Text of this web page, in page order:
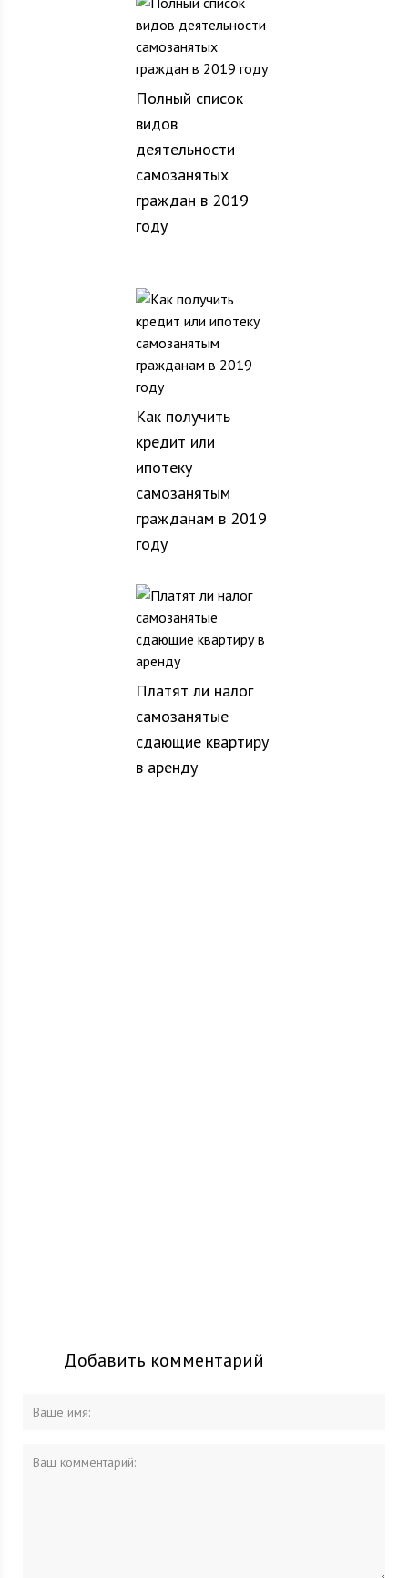
Полный список
видов
деятельности
самозанятых
граждан в 2019
году
Как получить
кредит или
ипотеку
самозанятым
гражданам в 2019
году
Платят ли налог
самозанятые
сдающие квартиру
в аренду
Добавить комментарий